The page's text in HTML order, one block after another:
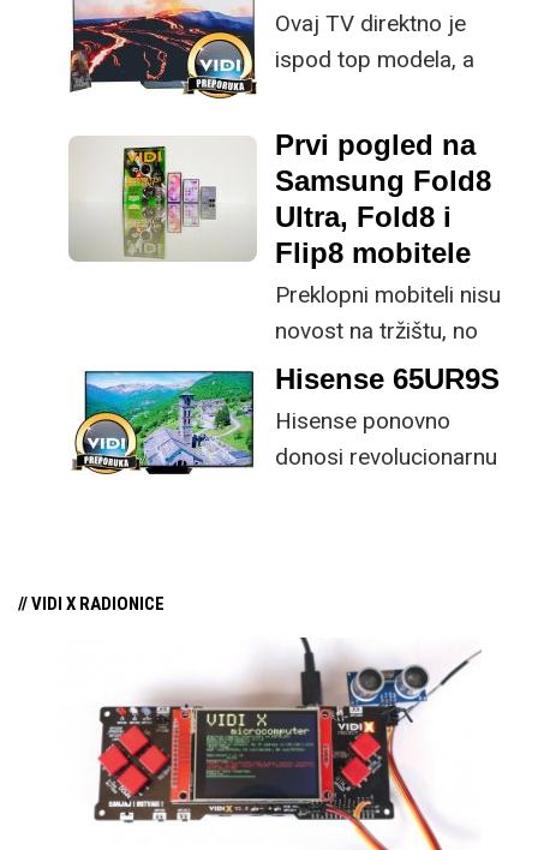
poboljšati ključne
specifikacije.
je više-manje samo
pitanje cijene i vaših
kupiti.
Ovaj TV direktno je
ispod top modela, a
male ustupke možete
osjetno uštedjeti pri
kupnji.
Prvi pogled na
Samsung Fold8
Ultra, Fold8 i
Flip8 mobitele
Preklopni mobiteli nisu
novost na tržištu, no
svakako su niša s
cijenu, kao i ekstremnu
ažuriranjima i podrškom
ovoj formi uređaja,
Samsung je postao
standard kojem se
drugi prilagođavaju, sa
najboljom softverskom
Hisense 65UR9S
Hisense ponovno
donosi revolucionarnu
// VIDI X RADIONICE